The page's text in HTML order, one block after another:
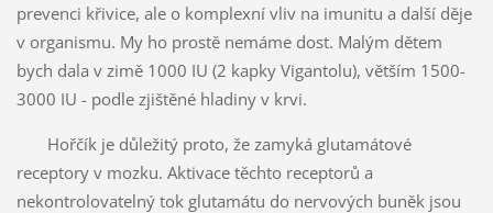
prevenci křivice, ale o komplexní vliv na imunitu a další děje
v organismu. My ho prostě nemáme dost. Malým dětem
bych dala v zimě 1000 IU (2 kapky Vigantolu), větším 1500-
3000 IU - podle zjištěné hladiny v krvi.
Hořčík je důležitý proto, že zamyká glutamátové
receptory v mozku. Aktivace těchto receptorů a
nekontrolovatelný tok glutamátu do nervových buněk jsou